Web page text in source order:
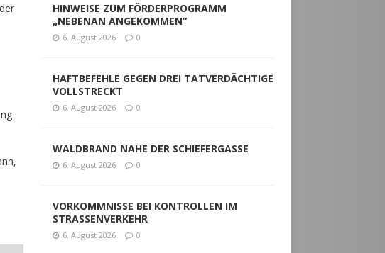
HINWEISE ZUM FÖRDERPROGRAMM
„NEBENAN ANGEKOMMEN“
6. August 2026 0
HAFTBEFEHLE GEGEN DREI TATVERDÄCHTIGE
VOLLSTRECKT
6. August 2026 0
WALDBRAND NAHE DER SCHIEFERGASSE
6. August 2026 0
VORKOMMNISSE BEI KONTROLLEN IM
STRASSENVERKEHR
6. August 2026 0